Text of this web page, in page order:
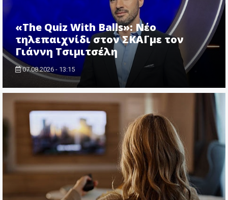
«The Quiz With Balls»: Νέο
τηλεπαιχνίδι στον ΣΚΑΪ με τον
Γιάννη Τσιμιτσέλη
07.08.2026 - 13:15